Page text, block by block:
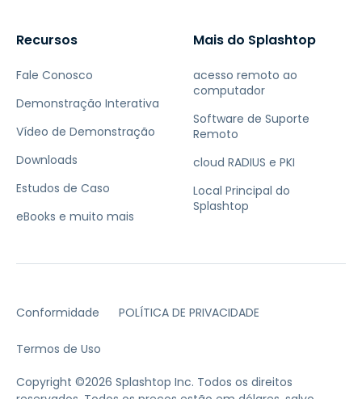
Recursos
Fale Conosco
Demonstração Interativa
Vídeo de Demonstração
Downloads
Estudos de Caso
eBooks e muito mais
Mais do Splashtop
acesso remoto ao
computador
Software de Suporte
Remoto
cloud RADIUS e PKI
Local Principal do
Splashtop
Conformidade POLÍTICA DE PRIVACIDADE
Termos de Uso
Copyright ©2026 Splashtop Inc. Todos os direitos